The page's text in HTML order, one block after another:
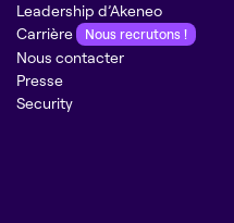
Leadership d’Akeneo
Carrière
Nous recrutons !
Nous contacter
Presse
Security